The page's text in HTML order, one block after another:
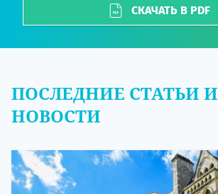
СКАЧАТЬ В PDF
ПОСЛЕДНИЕ СТАТЬИ И
НОВОСТИ